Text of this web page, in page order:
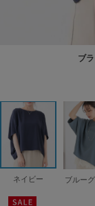
ブ
ネイビー ブルー